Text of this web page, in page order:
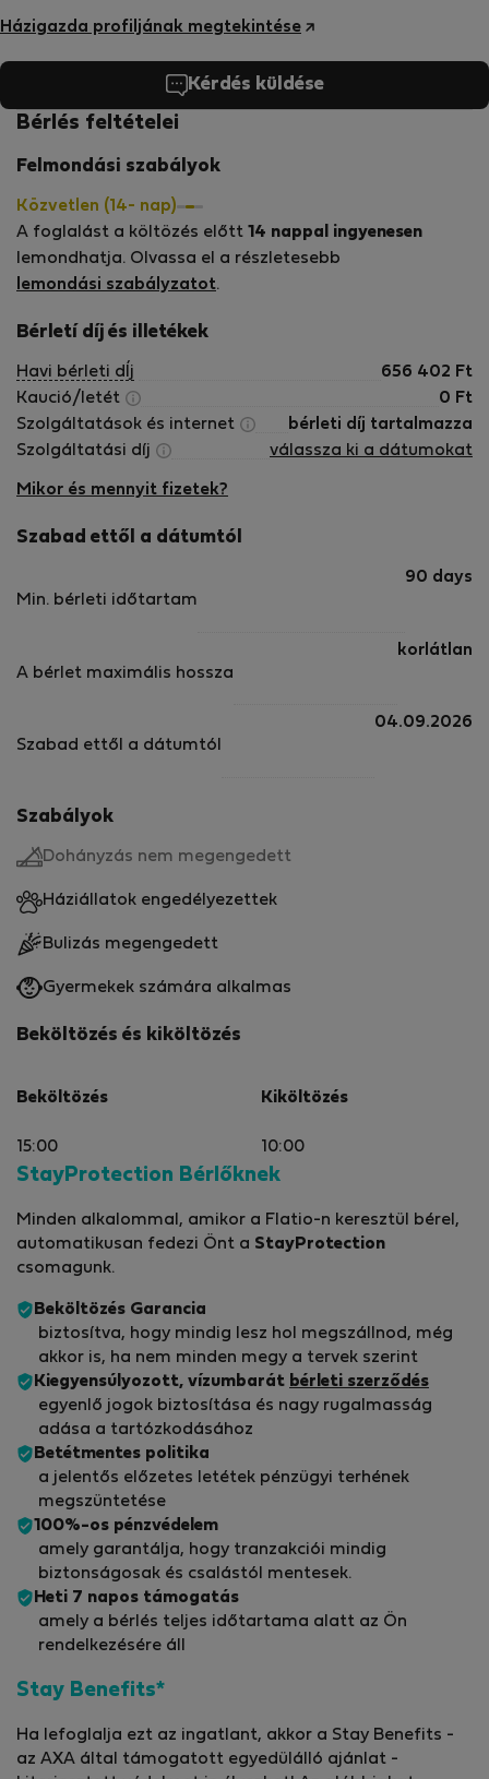
Házigazda profiljának megtekintése
Kérdés küldése
Bérlés feltételei
Felmondási szabályok
Közvetlen (14- nap)
A foglalást a költözés előtt 14 nappal ingyenesen
lemondhatja. Olvassa el a részletesebb
lemondási szabályzatot.
Bérletí díj és illetékek
Havi bérleti dÍj 656 402 Ft
Kaució/letét
0 Ft
Szolgáltatások és internet
bérleti díj tartalmazza
Szolgáltatási díj
válassza ki a dátumokat
Mikor és mennyit fizetek?
Szabad ettől a dátumtól
Min. bérleti időtartam
90 days
A bérlet maximális hossza
korlátlan
Szabad ettől a dátumtól
04.09.2026
Szabályok
Dohányzás nem megengedett
Háziállatok engedélyezettek
Bulizás megengedett
Gyermekek számára alkalmas
Beköltözés és kiköltözés
Beköltözés
15:00
Kiköltözés
10:00
StayProtection Bérlőknek
Minden alkalommal, amikor a Flatio-n keresztül bérel,
automatikusan fedezi Önt a StayProtection
csomagunk.
Beköltözés Garancia
biztosítva, hogy mindig lesz hol megszállnod, még
akkor is, ha nem minden megy a tervek szerint
Kiegyensúlyozott, vízumbarát bérleti szerződés
egyenlő jogok biztosítása és nagy rugalmasság
adása a tartózkodásához
Betétmentes politika
a jelentős előzetes letétek pénzügyi terhének
megszüntetése
100%-os pénzvédelem
amely garantálja, hogy tranzakciói mindig
biztonságosak és csalástól mentesek.
Heti 7 napos támogatás
amely a bérlés teljes időtartama alatt az Ön
rendelkezésére áll
Stay Benefits*
Ha lefoglalja ezt az ingatlant, akkor a Stay Benefits -
az AXA által támogatott egyedülálló ajánlat -